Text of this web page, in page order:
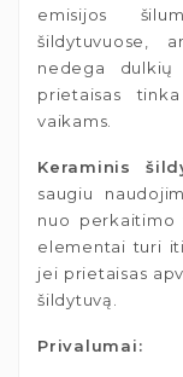
emisijos
šildytuvuose,
nedega
prietaisas
vaikams.
Keraminis
saugiu
nuo perkaitimo
elementai turi
jei prietaisas
šildytuvą.
Privalumai: